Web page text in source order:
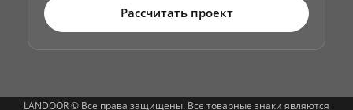
Рассчитать проект
LANDOOR © Все права защищены. Все товарные знаки являются